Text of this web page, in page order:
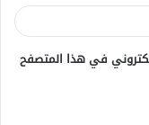
في هذا المتصفح